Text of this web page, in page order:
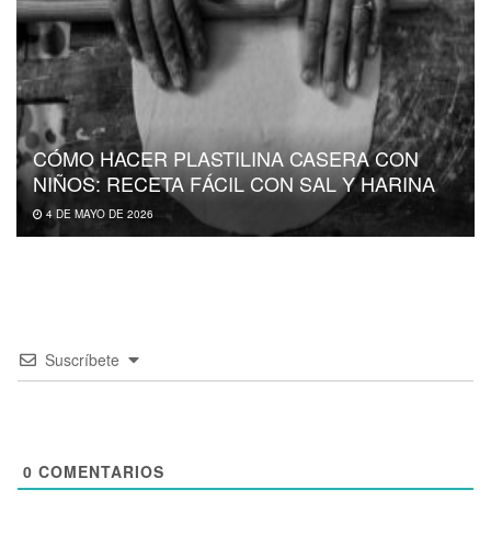
CÓMO HACER PLASTILINA CASERA CON
NIÑOS: RECETA FÁCIL CON SAL Y HARINA
4 DE MAYO DE 2026
Suscríbete
0 COMENTARIOS